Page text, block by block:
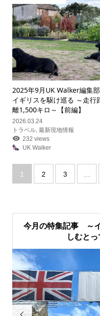
2025年9月UK Walker編集部
イギリスを駆け巡る ～走行
離1,500キロ～【前編】
2026.03.24
トラベル, 最新現地情報
232 views
UK Walker
1 2 3 …
今月の特集記事 ～
しむと
